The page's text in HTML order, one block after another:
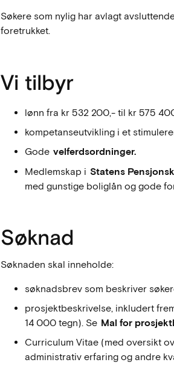
Søkere som nylig har avlagt
foretrukket.
Vi tilbyr
lønn fra kr 532 200,- til kr 575
kompetanseutvikling i et
Gode velferdsordninger.
Medlemskap i Statens
med gunstige boliglån og gode
Søknad
Søknaden skal inneholde:
søknadsbrev som beskriver
prosjektbeskrivelse, inkludert
14 000 tegn). Se Mal for
Curriculum Vitae (med oversikt
administrativ erfaring og andre